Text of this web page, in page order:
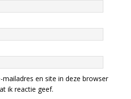
en site in deze browser
ik reactie geef.